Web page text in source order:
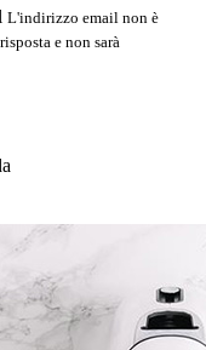
L'indirizzo email non è
e non sarà